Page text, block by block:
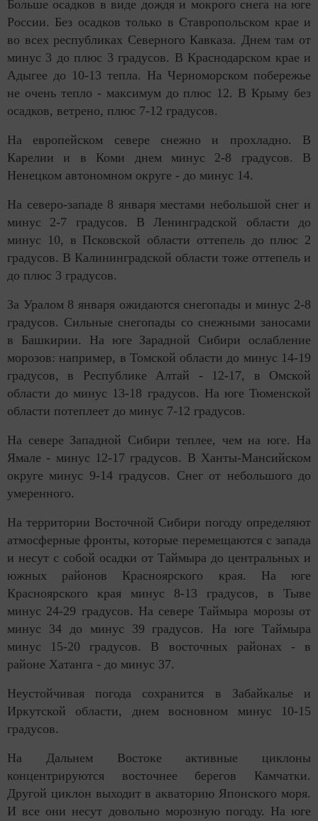
Больше осадков в виде дождя и мокрого снега на юге
России. Без осадков только в Ставропольском крае и
во всех республиках Северного Кавказа. Днем там от
минус 3 до плюс 3 градусов. В Краснодарском крае и
Адыгее до 10-13 тепла. На Черноморском побережье
не очень тепло - максимум до плюс 12. В Крыму без
осадков, ветрено, плюс 7-12 градусов.
На европейском севере снежно и прохладно. В
Карелии и в Коми днем минус 2-8 градусов. В
Ненецком автономном округе - до минус 14.
На северо-западе 8 января местами небольшой снег и
минус 2-7 градусов. В Ленинградской области до
минус 10, в Псковской области оттепель до плюс 2
градусов. В Калининградской области тоже оттепель и
до плюс 3 градусов.
За Уралом 8 января ожидаются снегопады и минус 2-8
градусов. Сильные снегопады со снежными заносами
в Башкирии. На юге Зарадной Сибири ослабление
морозов: например, в Томской области до минус 14-19
градусов, в Республике Алтай - 12-17, в Омской
области до минус 13-18 градусов. На юге Тюменской
области потеплеет до минус 7-12 градусов.
На севере Западной Сибири теплее, чем на юге. На
Ямале - минус 12-17 градусов. В Ханты-Мансийском
округе минус 9-14 градусов. Снег от небольшого до
умеренного.
На территории Восточной Сибири погоду определяют
атмосферные фронты, которые перемещаются с запада
и несут с собой осадки от Таймыра до центральных и
южных районов Красноярского края. На юге
Красноярского края минус 8-13 градусов, в Тыве
минус 24-29 градусов. На севере Таймыра морозы от
минус 34 до минус 39 градусов. На юге Таймыра
минус 15-20 градусов. В восточных районах - в
районе Хатанга - до минус 37.
Неустойчивая погода сохранится в Забайкалье и
Иркутской области, днем восновном минус 10-15
градусов.
На Дальнем Востоке активные циклоны
концентрируются восточнее берегов Камчатки.
Другой циклон выходит в акваторию Японского моря.
И все они несут довольно морозную погоду. На юге